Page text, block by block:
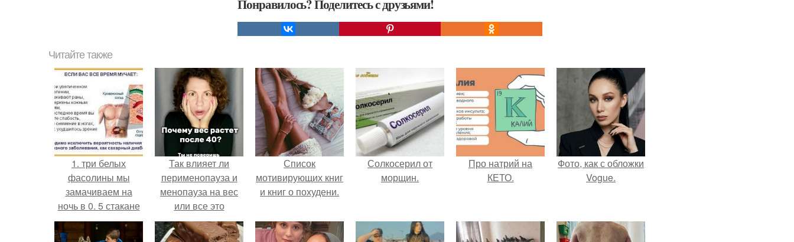
Понравилось? Поделитесь с друзьями!
Читайте также
1. три белых
фасолины мы
замачиваем на
ночь в 0. 5 стакане
холодной
кипяченой воды.
Так влияет ли
перименопауза и
менопауза на вес
или все это
ерунда?
Список
мотивирующих книг
и книг о похудени.
Солкосерил от
морщин.
Про натрий на
КЕТО.
Фото, как с обложки
Vogue.